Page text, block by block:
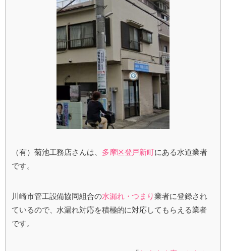
（有）菊池工務店さんは、 多摩区登戸新町にある水道業者
です。
川崎市管工設備協同組合の水漏れ・つまり業者に登録され
ているので、水漏れ対応を積極的に対応してもらえる業者
です。